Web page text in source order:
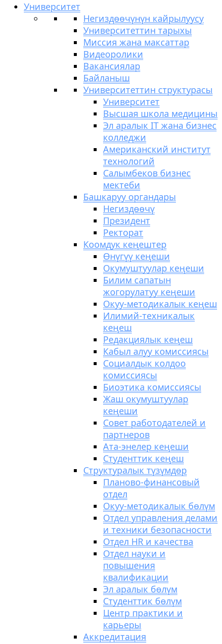
Университет
Негиздөөчүнүн кайрылуусу
Университеттин тарыхы
Миссия жана максаттар
Видеоролики
Вакансиялар
Байланыш
Университеттин структурасы
Университет
Высшая школа медицины
Эл аралык IT жана бизнес
колледжи
Американский институт
технологий
Салымбеков бизнес
мектеби
Башкаруу органдары
Негиздөөчү
Президент
Ректорат
Коомдук кеңештер
Өнүгүү кеңеши
Окумуштуулар кеңеши
Билим сапатын
жогорулатуу кеңеши
Окуу-методикалык кеңеш
Илимий-техникалык
кеңеш
Редакциялык кеңеш
Кабыл алуу комиссиясы
Социалдык колдоо
комиссиясы
Биоэтика комиссиясы
Жаш окумуштуулар
кеңеши
Совет работодателей и
партнеров
Ата-энелер кеңеши
Студенттик кеңеш
Структуралык түзүмдөр
Планово-финансовый
отдел
Окуу-методикалык бөлүм
Отдел управления делами
и техники безопасности
Отдел HR и качества
Отдел науки и
повышения
квалификации
Эл аралык бөлүм
Студенттик бөлүм
Центр практики и
карьеры
Аккредитация